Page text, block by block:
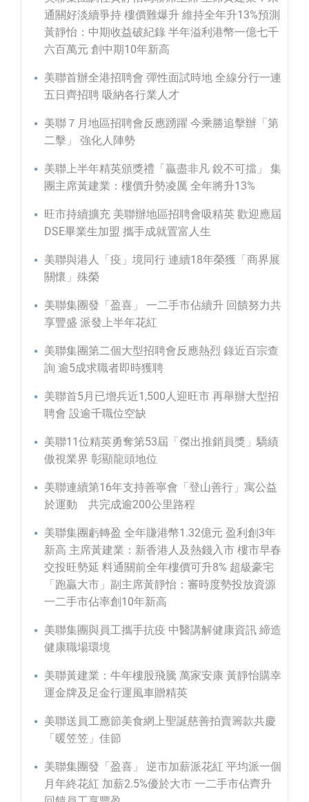
通關好淡續爭持 樓價難爆升 維持全年升13%預測
黃靜怡：中期收益破紀錄 半年溢利港幣一億七千
六百萬元 創中期10年新高
美聯首辦全港招聘會 彈性面試時地 全線分行一連
五日齊招聘 吸納各行業人才
美聯７月地區招聘會反應踴躍 今乘勝追擊辦「第
二擊」 強化人陣勢
美聯上半年精英頒獎禮「贏盡非凡 銳不可擋」 集
團主席黃建業：樓價升勢凌厲 全年將升13%
旺市持續擴充 美聯辦地區招聘會吸精英 歡迎應屆
DSE畢業生加盟 攜手成就置富人生
美聯與港人「疫」境同行 連續18年榮獲「商界展
關懷」殊榮
美聯集團發「盈喜」 一二手市佔續升 回饋努力共
享豐盛 派發上半年花紅
美聯集團第二個大型招聘會反應熱烈 錄近百宗查
詢 逾5成求職者即時獲聘
美聯首5月已增兵近1,500人迎旺市 再舉辦大型招
聘會 設逾千職位空缺
美聯11位精英勇奪第53屆「傑出推銷員獎」驕績
傲視業界 彰顯龍頭地位
美聯連續第16年支持善寧會「登山善行」寓公益
於運動 共完成逾200公里路程
美聯集團虧轉盈 全年賺港幣1.32億元 盈利創3年
新高 主席黃建業：新香港人及熱錢入市 樓市早春
交投旺勢延 料通關前全年樓價可升8% 超級豪宅
「跑贏大市」副主席黃靜怡：審時度勢投放資源
一二手市佔率創10年新高
美聯集團與員工攜手抗疫 中醫講解健康資訊 締造
健康職場環境
美聯黃建業：牛年樓股飛騰 萬家安康 黃靜怡購幸
運金牌及足金行運風車贈精英
美聯送員工應節美食網上聖誕慈善拍賣籌款共慶
「暖笠笠」佳節
美聯集團發「盈喜」 逆市加薪派花紅 平均派一個
月年終花紅 加薪2.5%優於大市 一二手市佔齊升